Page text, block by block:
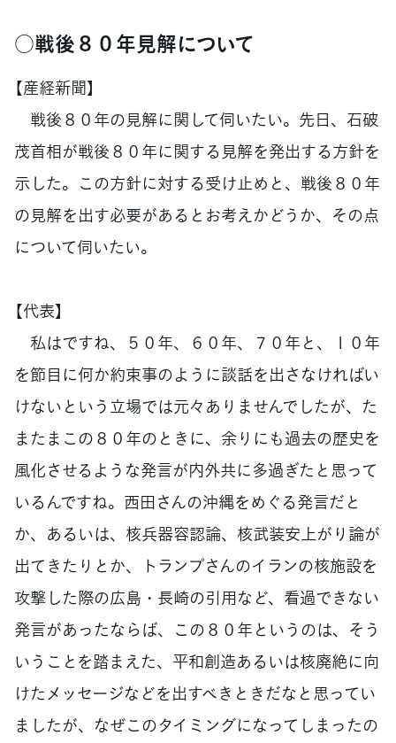
○戦後８０年見解について
【産経新聞】
戦後８０年の見解に関して伺いたい。先日、石破
茂首相が戦後８０年に関する見解を発出する方針を
示した。この方針に対する受け止めと、戦後８０年
の見解を出す必要があるとお考えかどうか、その点
について伺いたい。
【代表】
私はですね、５０年、６０年、７０年と、１０年
を節目に何か約束事のように談話を出さなければい
けないという立場では元々ありませんでしたが、た
またまこの８０年のときに、余りにも過去の歴史を
風化させるような発言が内外共に多過ぎたと思って
いるんですね。西田さんの沖縄をめぐる発言だと
か、あるいは、核兵器容認論、核武装安上がり論が
出てきたりとか、トランプさんのイランの核施設を
攻撃した際の広島・長崎の引用など、看過できない
発言があったならば、この８０年というのは、そう
いうことを踏まえた、平和創造あるいは核廃絶に向
けたメッセージなどを出すべきときだなと思ってい
ましたが、なぜこのタイミングになってしまったの